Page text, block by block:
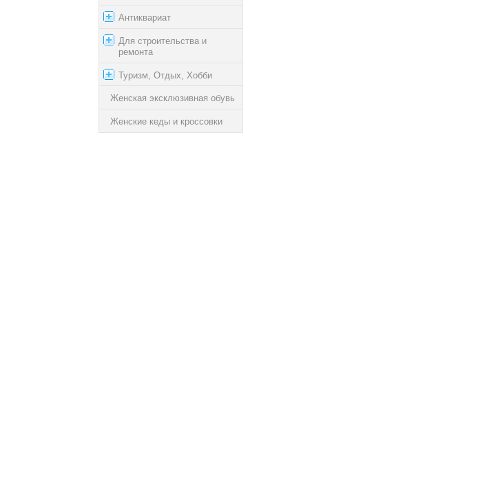
Антиквариат
Для строительства и
ремонта
Туризм, Отдых, Хобби
Женская эксклюзивная обувь
Женские кеды и кроссовки